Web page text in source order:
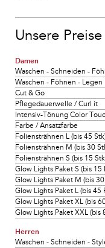
Unsere Preise
Damen
Waschen - Schneiden -
Waschen - Föhnen - Legen
Cut & Go
Pflegedauerwelle / Curl it
Intensiv-Tönung Color
Farbe / Ansatzfarbe
Foliensträhnen L (bis 45
Foliensträhnen M (bis 30
Foliensträhnen S (bis 15
Glow Lights Paket S (bis
Glow Lights Paket M (bis
Glow Lights Paket L (bis
Glow Lights Paket XL (bis
Glow Lights Paket XXL
Herren
Waschen - Schneiden -